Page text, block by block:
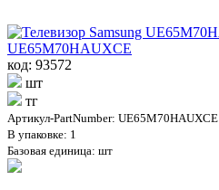
UE65M70HAUXCE
код: 93572
шт
тг
Артикул-PartNumber: UE65M70HAUXCE
В упаковке: 1
Базовая единица: шт